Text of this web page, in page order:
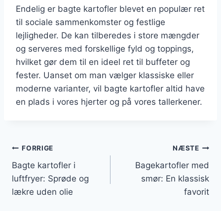
Endelig er bagte kartofler blevet en populær ret
til sociale sammenkomster og festlige
lejligheder. De kan tilberedes i store mængder
og serveres med forskellige fyld og toppings,
hvilket gør dem til en ideel ret til buffeter og
fester. Uanset om man vælger klassiske eller
moderne varianter, vil bagte kartofler altid have
en plads i vores hjerter og på vores tallerkener.
Indlægsnavigation
FORRIGE
Bagte kartofler i
luftfryer: Sprøde og
lækre uden olie
NÆSTE
Bagekartofler med
smør: En klassisk
favorit